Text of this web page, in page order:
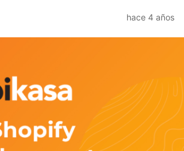
hace 4 años